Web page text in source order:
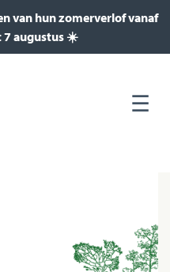
van hun zomerverlof vanaf
7 augustus ☀️